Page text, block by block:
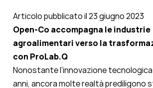
Articolo pubblicato il 23 giugno 2023
Open-Co accompagna le industrie
agroalimentari verso la
con ProLab.Q
Nonostante l’innovazione
anni, ancora molte realtà prediligono